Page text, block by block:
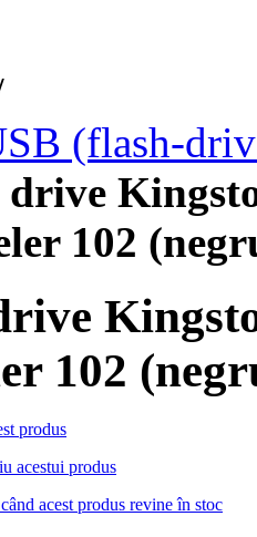
(flash-
102
102
produs
acestui produs
acest produs revine în stoc